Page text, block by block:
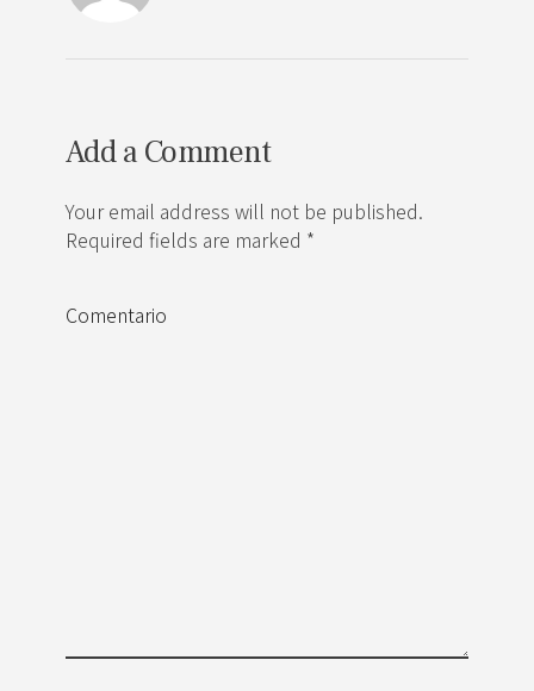
Add a Comment
Your email address will not be published.
Required fields are marked *
Comentario